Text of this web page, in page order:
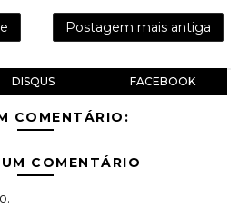
Postagem mais antiga
DISQUS FACEBOOK
COMENTÁRIO:
COMENTÁRIO